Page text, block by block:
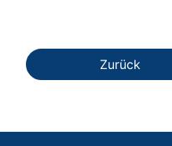
Zurück